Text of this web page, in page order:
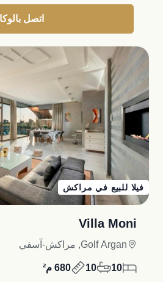
اتصل
فيلا للبيع في مراكش
Villa Moni
Golf Argan, مراكش-آسفي
10
10 680 م²